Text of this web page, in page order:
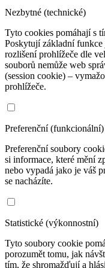
Nezbytné (technické)
Tyto cookies pomáhají s
Poskytují základní funkce
rozlišení prohlížeče dle
souborů nemůže web
(session cookie) –
prohlížeče.
Preferenční (funkcionální)
Preferenční soubory
si informace, které mění
nebo vypadá jako je váš
se nacházíte.
Statistické (výkonnostní)
Tyto soubory cookie
porozumět tomu, jak
tím, že shromažďují a